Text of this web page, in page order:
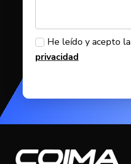
He leído y acepto la
privacidad